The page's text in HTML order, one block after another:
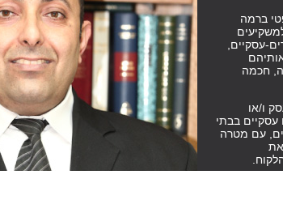
ברמה
עסקיים,
חכמה
ו/או
בבתי
עם מטרה
את